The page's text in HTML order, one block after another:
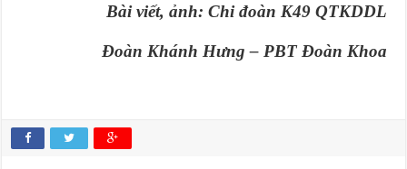
Bài viết, ảnh: Chi đoàn K49 QTKDDL
Đoàn Khánh Hưng – PBT Đoàn Khoa